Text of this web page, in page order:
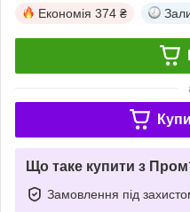
Економія 374 ₴
Що таке купити з
Замовлення під